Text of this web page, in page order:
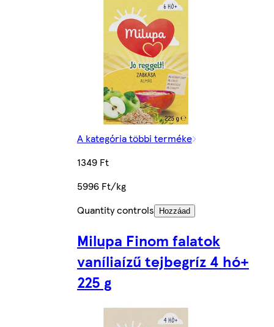
A kategória többi terméke
1349 Ft
5996 Ft/kg
Quantity controls
Hozzáad
Milupa Finom falatok
vaníliaízű tejbegríz 4 hó+
225 g